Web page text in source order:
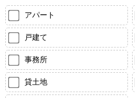
アパート
戸建て
事務所
貸土地